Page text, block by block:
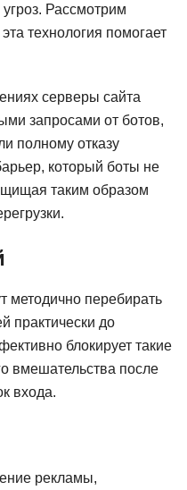
Рассмотрим
технология помогает
серверы сайта
запросами от ботов,
полному отказу
который боты не
таким образом
методично перебирать
практически до
блокирует такие
вмешательства после
входа.
рекламы,